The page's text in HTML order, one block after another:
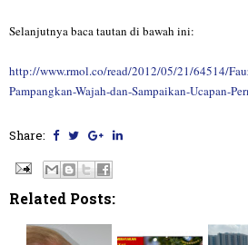
Selanjutnya baca tautan di bawah ini:
http://www.rmol.co/read/2012/05/21/64514/
Pampangkan-Wajah-dan-Sampaikan-Ucapan-
Share:
Related Posts: